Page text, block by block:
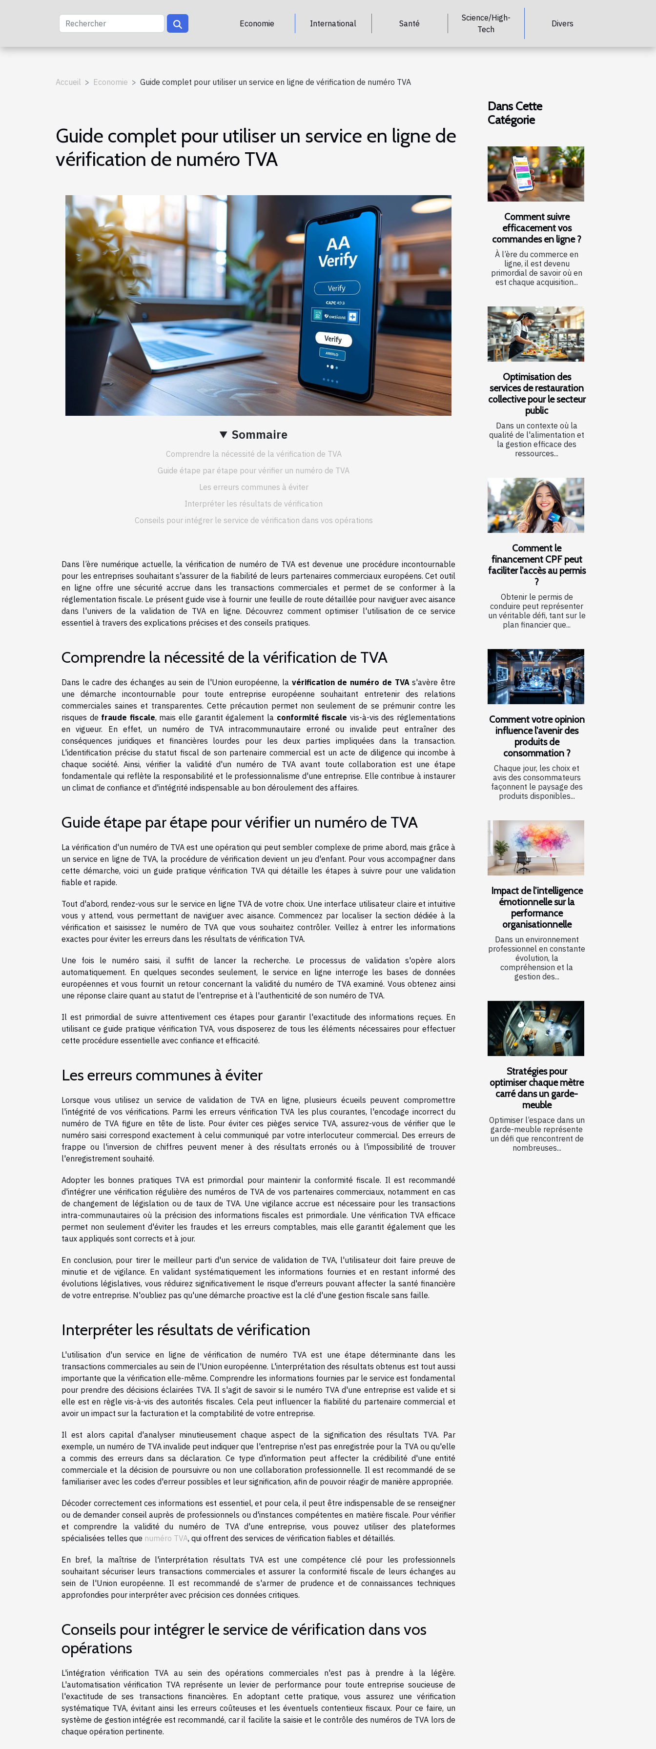
Economie International Santé
Science/High-
Tech
Divers
Accueil Economie Guide complet pour utiliser un service en ligne de vérification de numéro TVA
Guide complet pour utiliser un service en ligne de
vérification de numéro TVA
Sommaire
Comprendre la nécessité de la vérification de TVA
Guide étape par étape pour vérifier un numéro de TVA
Les erreurs communes à éviter
Interpréter les résultats de vérification
Conseils pour intégrer le service de vérification dans vos opérations
Dans l’ère numérique actuelle, la vérification de numéro de TVA est devenue une procédure incontournable
pour les entreprises souhaitant s'assurer de la fiabilité de leurs partenaires commerciaux européens. Cet outil
en ligne offre une sécurité accrue dans les transactions commerciales et permet de se conformer à la
réglementation fiscale. Le présent guide vise à fournir une feuille de route détaillée pour naviguer avec aisance
dans l'univers de la validation de TVA en ligne. Découvrez comment optimiser l'utilisation de ce service
essentiel à travers des explications précises et des conseils pratiques.
Comprendre la nécessité de la vérification de TVA
Dans le cadre des échanges au sein de l'Union européenne, la vérification de numéro de TVAs'avère être
une démarche incontournable pour toute entreprise européenne souhaitant entretenir des relations
commerciales saines et transparentes. Cette précaution permet non seulement de se prémunir contre les
risques de fraude fiscale, mais elle garantit également la conformité fiscale vis-à-vis des réglementations
en vigueur. En effet, un numéro de TVA intracommunautaire erroné ou invalide peut entraîner des
conséquences juridiques et financières lourdes pour les deux parties impliquées dans la transaction.
L'identification précise du statut fiscal de son partenaire commercial est un acte de diligence qui incombe à
chaque société. Ainsi, vérifier la validité d'un numéro de TVA avant toute collaboration est une étape
fondamentale qui reflète la responsabilité et le professionnalisme d'une entreprise. Elle contribue à instaurer
un climat de confiance et d'intégrité indispensable au bon déroulement des affaires.
Guide étape par étape pour vérifier un numéro de TVA
La vérification d'un numéro de TVA est une opération qui peut sembler complexe de prime abord, mais grâce à
un service en ligne de TVA, la procédure de vérification devient un jeu d'enfant. Pour vous accompagner dans
cette démarche, voici un guide pratique vérification TVA qui détaille les étapes à suivre pour une validation
fiable et rapide.
Tout d'abord, rendez-vous sur le service en ligne TVA de votre choix. Une interface utilisateur claire et intuitive
vous y attend, vous permettant de naviguer avec aisance. Commencez par localiser la section dédiée à la
vérification et saisissez le numéro de TVA que vous souhaitez contrôler. Veillez à entrer les informations
exactes pour éviter les erreurs dans les résultats de vérification TVA.
Une fois le numéro saisi, il suffit de lancer la recherche. Le processus de validation s'opère alors
automatiquement. En quelques secondes seulement, le service en ligne interroge les bases de données
européennes et vous fournit un retour concernant la validité du numéro de TVA examiné. Vous obtenez ainsi
une réponse claire quant au statut de l'entreprise et à l'authenticité de son numéro de TVA.
Il est primordial de suivre attentivement ces étapes pour garantir l'exactitude des informations reçues. En
utilisant ce guide pratique vérification TVA, vous disposerez de tous les éléments nécessaires pour effectuer
cette procédure essentielle avec confiance et efficacité.
Les erreurs communes à éviter
Lorsque vous utilisez un service de validation de TVA en ligne, plusieurs écueils peuvent compromettre
l'intégrité de vos vérifications. Parmi les erreurs vérification TVA les plus courantes, l'encodage incorrect du
numéro de TVA figure en tête de liste. Pour éviter ces pièges service TVA, assurez-vous de vérifier que le
numéro saisi correspond exactement à celui communiqué par votre interlocuteur commercial. Des erreurs de
frappe ou l'inversion de chiffres peuvent mener à des résultats erronés ou à l'impossibilité de trouver
l'enregistrement souhaité.
Adopter les bonnes pratiques TVA est primordial pour maintenir la conformité fiscale. Il est recommandé
d'intégrer une vérification régulière des numéros de TVA de vos partenaires commerciaux, notamment en cas
de changement de législation ou de taux de TVA. Une vigilance accrue est nécessaire pour les transactions
intra-communautaires où la précision des informations fiscales est primordiale. Une vérification TVA efficace
permet non seulement d'éviter les fraudes et les erreurs comptables, mais elle garantit également que les
taux appliqués sont corrects et à jour.
En conclusion, pour tirer le meilleur parti d'un service de validation de TVA, l'utilisateur doit faire preuve de
minutie et de vigilance. En validant systématiquement les informations fournies et en restant informé des
évolutions législatives, vous réduirez significativement le risque d'erreurs pouvant affecter la santé financière
de votre entreprise. N'oubliez pas qu'une démarche proactive est la clé d'une gestion fiscale sans faille.
Interpréter les résultats de vérification
L'utilisation d'un service en ligne de vérification de numéro TVA est une étape déterminante dans les
transactions commerciales au sein de l'Union européenne. L'interprétation des résultats obtenus est tout aussi
importante que la vérification elle-même. Comprendre les informations fournies par le service est fondamental
pour prendre des décisions éclairées TVA. Il s'agit de savoir si le numéro TVA d'une entreprise est valide et si
elle est en règle vis-à-vis des autorités fiscales. Cela peut influencer la fiabilité du partenaire commercial et
avoir un impact sur la facturation et la comptabilité de votre entreprise.
Il est alors capital d'analyser minutieusement chaque aspect de la signification des résultats TVA. Par
exemple, un numéro de TVA invalide peut indiquer que l'entreprise n'est pas enregistrée pour la TVA ou qu'elle
a commis des erreurs dans sa déclaration. Ce type d'information peut affecter la crédibilité d'une entité
commerciale et la décision de poursuivre ou non une collaboration professionnelle. Il est recommandé de se
familiariser avec les codes d'erreur possibles et leur signification, afin de pouvoir réagir de manière appropriée.
Décoder correctement ces informations est essentiel, et pour cela, il peut être indispensable de se renseigner
ou de demander conseil auprès de professionnels ou d'instances compétentes en matière fiscale. Pour vérifier
et comprendre la validité du numéro de TVA d'une entreprise, vous pouvez utiliser des plateformes
spécialisées telles que numéro TVA, qui offrent des services de vérification fiables et détaillés.
En bref, la maîtrise de l'interprétation résultats TVA est une compétence clé pour les professionnels
souhaitant sécuriser leurs transactions commerciales et assurer la conformité fiscale de leurs échanges au
sein de l'Union européenne. Il est recommandé de s'armer de prudence et de connaissances techniques
approfondies pour interpréter avec précision ces données critiques.
Conseils pour intégrer le service de vérification dans vos
opérations
L'intégration vérification TVA au sein des opérations commerciales n'est pas à prendre à la légère.
L'automatisation vérification TVA représente un levier de performance pour toute entreprise soucieuse de
l'exactitude de ses transactions financières. En adoptant cette pratique, vous assurez une vérification
systématique TVA, évitant ainsi les erreurs coûteuses et les éventuels contentieux fiscaux. Pour ce faire, un
système de gestion intégrée est recommandé, car il facilite la saisie et le contrôle des numéros de TVA lors de
chaque opération pertinente.
Dans Cette
Catégorie
Comment suivre
efficacement vos
commandes en ligne ?
À l’ère du commerce en
ligne, il est devenu
primordial de savoir où en
est chaque acquisition...
Optimisation des
services de restauration
collective pour le secteur
public
Dans un contexte où la
qualité de l'alimentation et
la gestion efficace des
ressources...
Comment le
financement CPF peut
faciliter l'accès au permis
?
Obtenir le permis de
conduire peut représenter
un véritable défi, tant sur le
plan financier que...
Comment votre opinion
influence l'avenir des
produits de
consommation ?
Chaque jour, les choix et
avis des consommateurs
façonnent le paysage des
produits disponibles...
Impact de l'intelligence
émotionnelle sur la
performance
organisationnelle
Dans un environnement
professionnel en constante
évolution, la
compréhension et la
gestion des...
Stratégies pour
optimiser chaque mètre
carré dans un garde-
meuble
Optimiser l’espace dans un
garde-meuble représente
un défi que rencontrent de
nombreuses...